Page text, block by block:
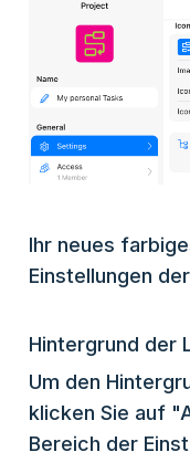
Ihr neues
Einstellungen
Hintergrund der
Um den
klicken Sie auf
Bereich der